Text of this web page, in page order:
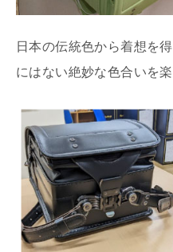
日本の伝統色から着想を
にはない絶妙な色合いを楽